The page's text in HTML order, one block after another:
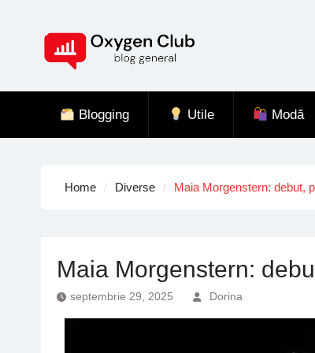
Blogging Utile Modă
Home Diverse Maia Morgenstern: debut,
Maia Morgenstern:
septembrie 29, 2025 Dorina